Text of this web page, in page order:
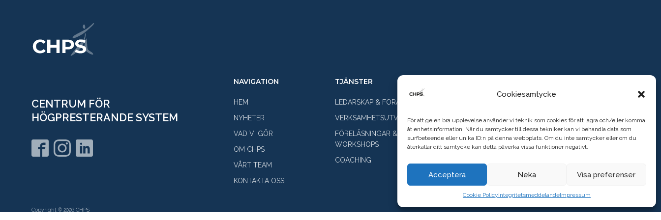
Cookiesamtycke
För att ge en bra upplevelse använder vi teknik som cookies för att lagra och/eller komma
åt enhetsinformation. När du samtycker till dessa tekniker kan vi behandla data som
surfbeteende eller unika ID:n på denna webbplats. Om du inte samtycker eller om du
återkallar ditt samtycke kan detta påverka vissa funktioner negativt.
Acceptera Neka Visa preferenser
Cookie PolicyIntegritetsmeddelandeImpressum
CENTRUM FÖR
HÖGPRESTERANDE SYSTEM
NAVIGATION
HEM
NYHETER
VAD VI GÖR
OM CHPS
VÅRT TEAM
KONTAKTA OSS
TJÄNSTER
LEDARSKAP & FÖRÄNDRING
VERKSAMHETSUTVECKLING
FÖRELÄSNINGAR &
WORKSHOPS
COACHING
77190 LUDVIKA
+46 733 712 702
Copyright © 2026 CHPS